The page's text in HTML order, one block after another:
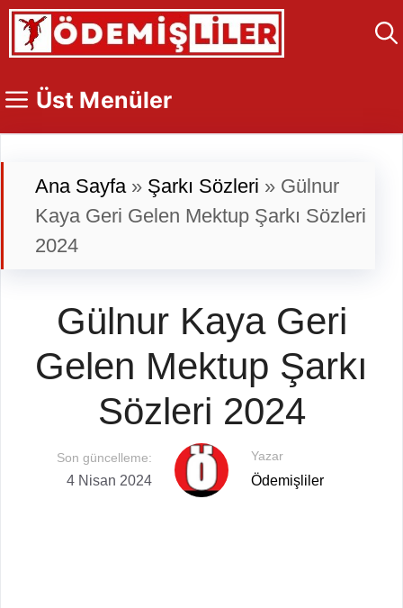
İçeriğe
atla
Üst Menüler
Ana Sayfa» Şarkı Sözleri » Gülnur
Kaya Geri Gelen Mektup Şarkı Sözleri
2024
Gülnur Kaya Geri
Gelen Mektup Şarkı
Sözleri 2024
Son güncelleme:
4 Nisan 2024
Yazar
Ödemişliler